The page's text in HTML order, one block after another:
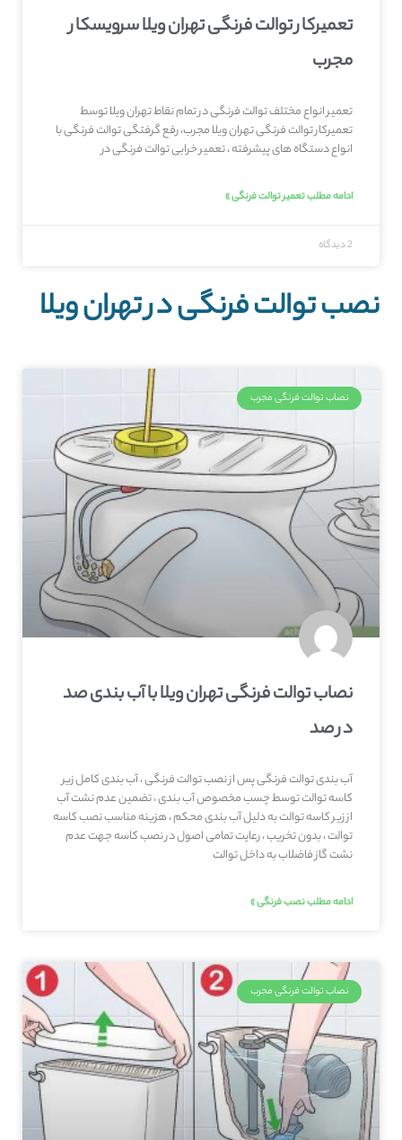
تعمیرکار توالت فرنگی تهران ویلا سرویسکار
مجرب
تعمیر انواع مختلف توالت فرنگی در تمام نقاط تهران ویلا توسط
تعمیرکار توالت فرنگی تهران ویلا مجرب، رفع گرفتگی توالت فرنگی با
انواع دستگاه های پیشرفته ، تعمیر خرابی توالت فرنگی در
ادامه مطلب تعمیر توالت فرنگی »
2 دیدگاه
نصب توالت فرنگی در تهران ویلا
نصاب توالت فرنگی مجرب
نصاب توالت فرنگی تهران ویلا با آب بندی صد
در صد
آب بندی توالت فرنگی پس از نصب توالت فرنگی ، آب بندی کامل زیر
کاسه توالت توسط چسب مخصوص آب بندی ، تضمین عدم نشت آب
از زیر کاسه توالت به دلیل آب بندی محکم ، هزینه مناسب نصب کاسه
توالت ، بدون تخریب ، رعایت تمامی اصول در نصب کاسه جهت عدم
نشت گاز فاضلاب به داخل توالت
ادامه مطلب نصب فرنگی »
نصاب توالت فرنگی مجرب